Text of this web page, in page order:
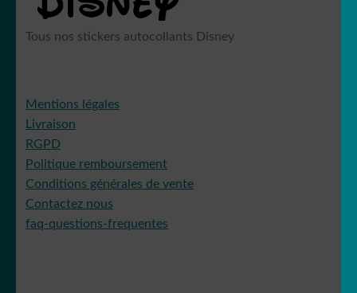
Goldorak
Hello Kitty
Iron Man
Tous nos stickers autocollants Disney
Mentions légales
Livraison
RGPD
Politique remboursement
Conditions générales de vente
Contactez nous
faq-questions-frequentes